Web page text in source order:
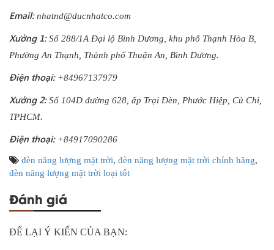
Email:nhatnd@ducnhatco.com
Xưởng 1:Số 288/1A Đại lộ Bình Dương, khu phố Thạnh Hòa B,
Phường An Thạnh, Thành phố Thuận An, Bình Dương.
Điện thoại: +84967137979
Xưởng 2:Số 104D đường 628, ấp Trại Đèn, Phước Hiệp, Củ Chi,
TPHCM.
Điện thoại: +84917090286
đèn năng lượng mặt trời, đèn năng lượng mặt trời chính hãng,
đèn năng lượng mặt trời loại tốt
Đánh giá
ĐỂ LẠI Ý KIẾN CỦA BẠN: